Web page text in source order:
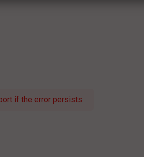
if the error persists.